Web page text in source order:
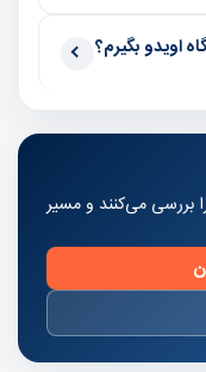
اویدو بگیرم؟
بررسی می‌کنند و مسیر